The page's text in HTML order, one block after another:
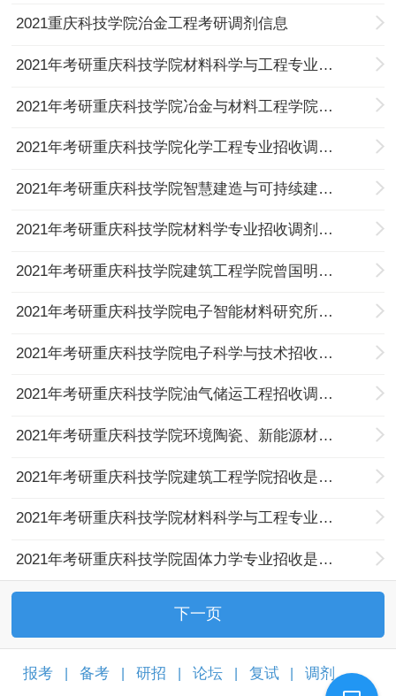
2021重庆科技学院治金工程考研调剂信息
2021年考研重庆科技学院材料科学与工程专业招收调剂研究生的通知
2021年考研重庆科技学院冶金与材料工程学院招收是调剂研究生的通知
2021年考研重庆科技学院化学工程专业招收调剂的通知
2021年考研重庆科技学院智慧建造与可持续建设研究团队招收调剂的通知
2021年考研重庆科技学院材料学专业招收调剂研究生的通知
2021年考研重庆科技学院建筑工程学院曾国明导师课题组招收调剂研究生的通知
2021年考研重庆科技学院电子智能材料研究所招收调剂研究生的通知
2021年考研重庆科技学院电子科学与技术招收调剂研究生的通知
2021年考研重庆科技学院油气储运工程招收调剂研究生的通知
2021年考研重庆科技学院环境陶瓷、新能源材料相关研究院招收调剂研究生的通知
2021年考研重庆科技学院建筑工程学院招收是调剂研究生的通知
2021年考研重庆科技学院材料科学与工程专业招收是调剂研究生的通知
2021年考研重庆科技学院固体力学专业招收是调剂研究生的通知
下一页
报考 备考 研招 论坛 复试 调剂